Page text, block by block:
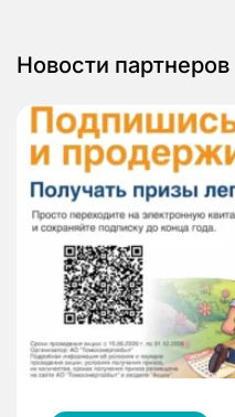
Новости партнеров